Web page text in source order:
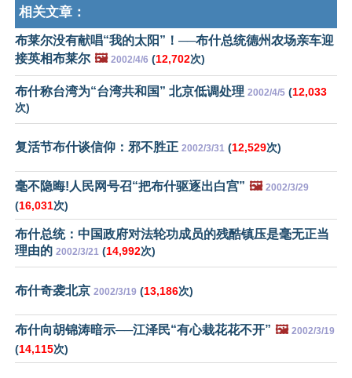
相关文章：
布莱尔没有献唱“我的太阳”！──布什总统德州农场亲车迎
接英相布莱尔 🖼️ 2002/4/6 (12,702次)
布什称台湾为“台湾共和国” 北京低调处理 2002/4/5 (12,033
次)
复活节布什谈信仰：邪不胜正 2002/3/31 (12,529次)
毫不隐晦!人民网号召“把布什驱逐出白宫” 🖼️ 2002/3/29
(16,031次)
布什总统：中国政府对法轮功成员的残酷镇压是毫无正当
理由的 2002/3/21 (14,992次)
布什奇袭北京 2002/3/19 (13,186次)
布什向胡锦涛暗示──江泽民“有心栽花花不开” 🖼️ 2002/3/19
(14,115次)